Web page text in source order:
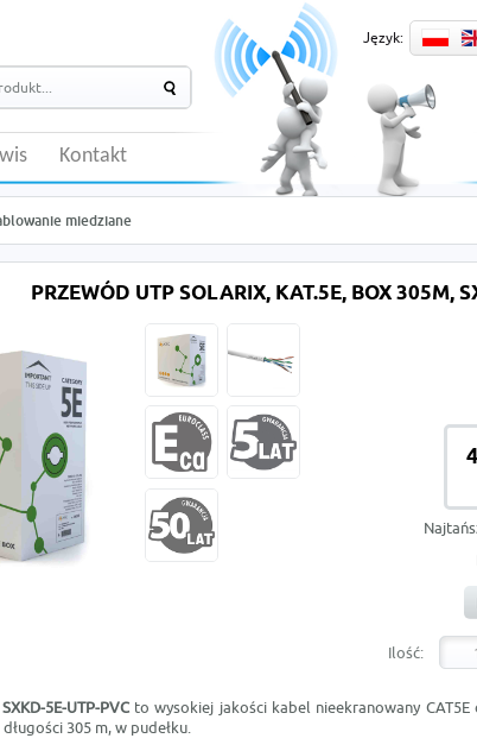
Język:
Kontakt
miedziane
PRZEWÓD UTP SOLARIX, KAT.5E, BOX 305M,
Ilość:
5E-UTP-PVCto wysokiej jakości kabel nieekranowany CAT5E
305 m, w pudełku.